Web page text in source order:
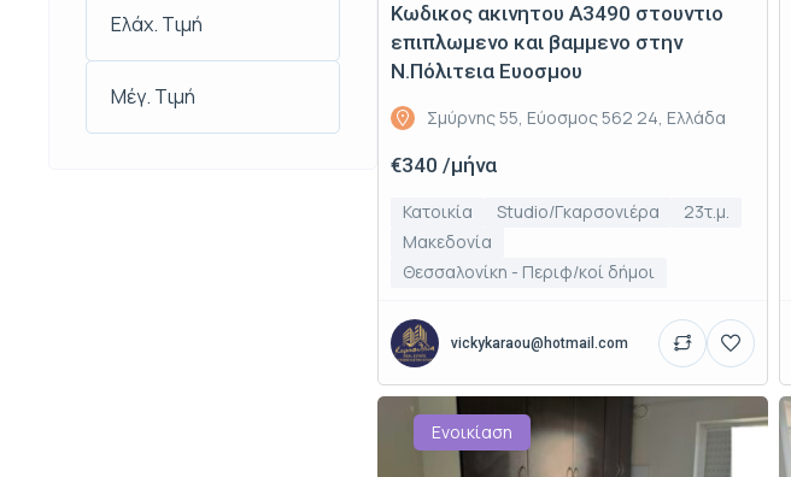
Κωδικος ακινητου Α3490 στουντιο
επιπλωμενο και βαμμενο στην
Ν.Πόλιτεια Ευοσμου
Σμύρνης 55, Εύοσμος 562 24, Ελλάδα
€340 /μήνα
Κατοικία Studio/Γκαρσονιέρα
23τ.μ.
Μακεδονία
Θεσσαλονίκη - Περιφ/κοί δήμοι
vickykaraou@hotmail.com
Ενοικίαση